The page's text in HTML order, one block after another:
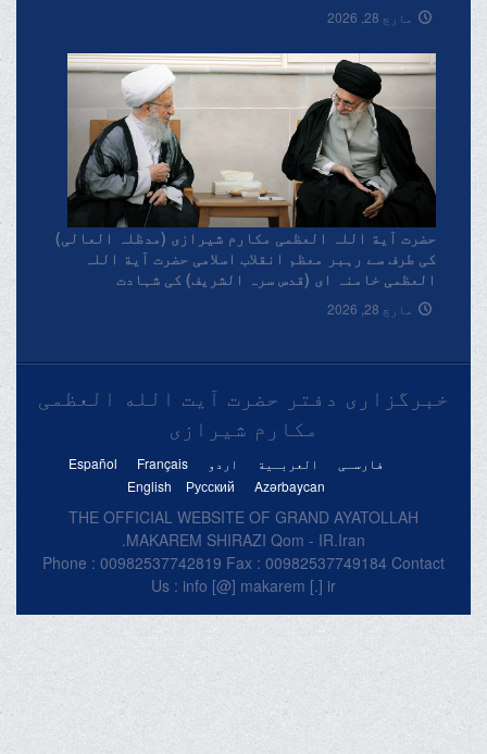
مارچ 28, 2026
حضرت آیة اللہ العظمی مکارم شیرازی (مدظلہ العالی)
کی طرف سے رہبر معظم انقلاب اسلامی حضرت آیة اللہ
العظمی خامنہ ای (قدس سرہ الشریف) کی شہادت
پرتعزیتی پیغام۔
مارچ 28, 2026
خبرگزاری دفتر حضرت آیت الله العظمی
مکارم شیرازی
فارسـی العربـیة اردو Français
Español
Azərbaycan
Русский
English
THE OFFICIAL WEBSITE OF GRAND AYATOLLAH
MAKAREM SHIRAZI Qom - IR.Iran.
Phone : 00982537742819 Fax : 00982537749184 Contact
Us : info [@] makarem [.] ir